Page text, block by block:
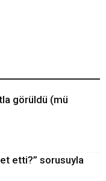
görüldü (mü
etti?” sorusuyla